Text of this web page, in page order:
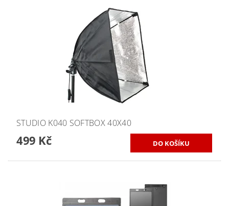
STUDIO K040 SOFTBOX 40X40
499 Kč